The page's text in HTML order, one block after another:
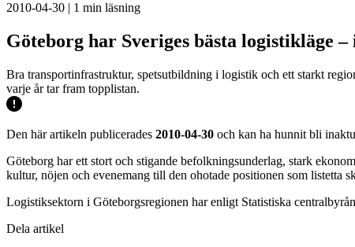
2010-04-30 | 1 min läsning
Göteborg har Sveriges bästa logistikläge –
Bra transportinfrastruktur, spetsutbildning i logistik och ett starkt
varje år tar fram topplistan.
Den här artikeln publicerades 2010-04-30 och kan ha hunnit bli
Göteborg har ett stort och stigande befolkningsunderlag, stark
kultur, nöjen och evenemang till den ohotade positionen som listetta
Logistiksektorn i Göteborgsregionen har enligt Statistiska
Dela artikel